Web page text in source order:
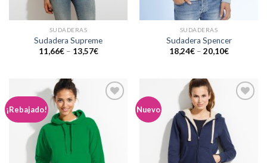
SUDADERAS
Sudadera Supreme
11,66€– 13,57€
SUDADERAS
Sudadera Spencer
18,24€– 20,10€
¡Rebajado!
deseos
Nuevo
deseos